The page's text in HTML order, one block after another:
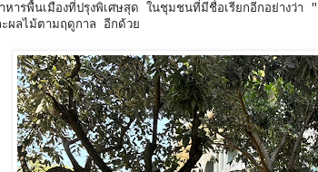
หารพื้นเมืองที่ปรุงพิเศษสุด ในชุมชนที่มีชื่อเรียกอีกอย่าง
ผลไม้ตามฤดูกาล อีกด้วย